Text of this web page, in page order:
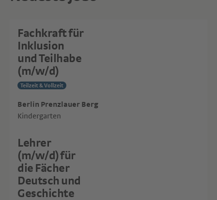
Fachkraft für
Inklusion
und Teilhabe
(m/w/d)
Teilzeit & Vollzeit
Berlin Prenzlauer Berg
Kindergarten
Lehrer
(m/w/d) für
die Fächer
Deutsch und
Geschichte